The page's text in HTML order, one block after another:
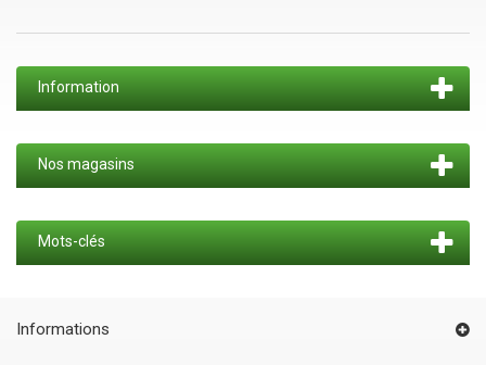
Information
Nos magasins
Mots-clés
Informations